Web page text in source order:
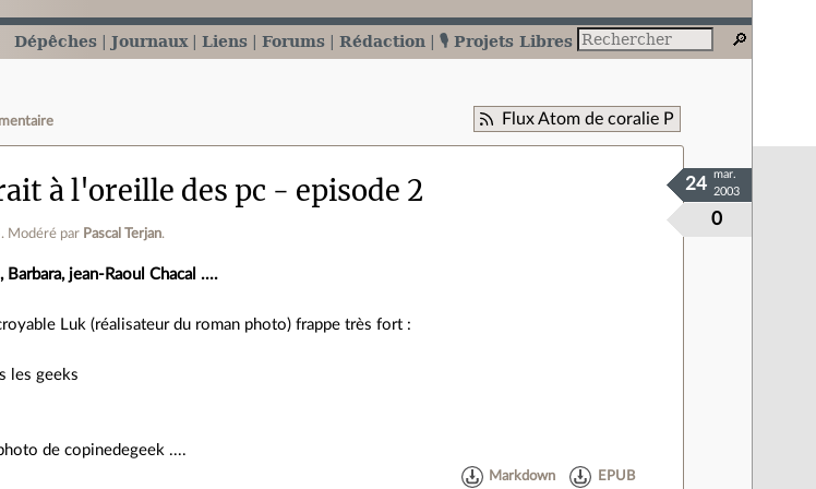
Dépêches Journaux Liens Forums Rédaction 🎙️ Projets Libres
Flux Atom de coralie P
à l'oreille des pc - episode 2
. Modéré par Pascal Terjan.
0
24
mar.
2003
jean-Raoul Chacal ....
Luk (réalisateur du roman photo) frappe très fort :
les geeks
de copinedegeek ....
Markdown EPUB